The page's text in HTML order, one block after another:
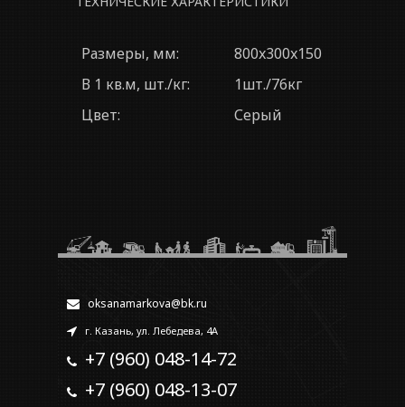
Размеры, мм:
800x300x150
В 1 кв.м, шт./кг:
1шт./76кг
Цвет:
Серый
oksanamarkova@bk.ru
г. Казань, ул. Лебедева, 4А
+7 (960) 048-14-72
+7 (960) 048-13-07